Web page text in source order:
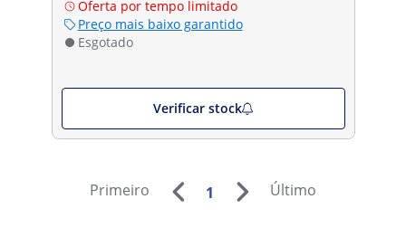
Oferta por tempo limitado
Preço mais baixo garantido
Esgotado
Verificar stock
Primeiro 1 Último